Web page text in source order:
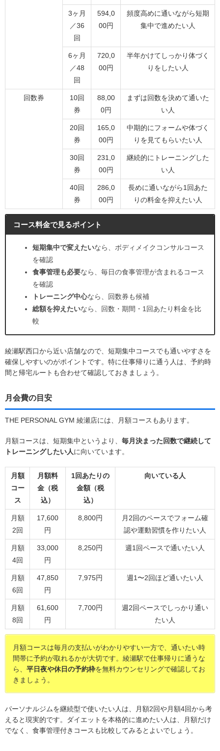
3ヶ月
／36
回
594,0
00円
頻度高めに通いながら短期
集中で進めたい人
6ヶ月
／48
回
720,0
00円
半年かけてしっかり体づく
りをしたい人
回数券
10回
券
88,00
0円
まずは回数を決めて通いた
い人
20回
券
165,0
00円
中期的にフォームや体づく
りを見てもらいたい人
30回
券
231,0
00円
継続的にトレーニングした
い人
40回
券
286,0
00円
長めに通いながら1回あた
りの料金を抑えたい人
コース料金で見るポイント
短期集中で変えたいなら、ボディメイクコンサルコース
を確認
食事管理も必要なら、毎日の食事管理が含まれるコース
を確認
トレーニング中心なら、回数券も候補
総額を抑えたいなら、回数・期間・1回あたり料金を比
較
綾瀬駅西口から近い店舗なので、短期集中コースでも通いやすさを
確保しやすいのがポイントです。特に仕事帰りに通う人は、予約時
間と帰宅ルートも合わせて確認しておきましょう。
月会費の目安
THE PERSONAL GYM 綾瀬店には、月額コースもあります。
月額コースは、短期集中というより、 毎月決まった回数で継続して
トレーニングしたい人に向いています。
月額
コー
ス
月額料
金（税
込）
1回あたりの
金額（税
込）
向いている人
月額
2回
17,600
円
8,800円
月2回のペースでフォーム確
認や運動習慣を作りたい人
月額
4回
33,000
円
8,250円 週1回ペースで通いたい人
月額
6回
47,850
円
7,975円 週1〜2回ほど通いたい人
月額
8回
61,600
円
7,700円
週2回ペースでしっかり通い
たい人
月額コースは毎月の支払いがわかりやすい一方で、通いたい時
間帯に予約が取れるかが大切です。綾瀬駅で仕事帰りに通うな
ら、 平日夜や休日の予約枠を無料カウンセリングで確認してお
きましょう。
パーソナルジムを継続型で使いたい人は、月額2回や月額4回から考
えると現実的です。ダイエットを本格的に進めたい人は、月額だけ
でなく、食事管理付きコースも比較してみるとよいでしょう。